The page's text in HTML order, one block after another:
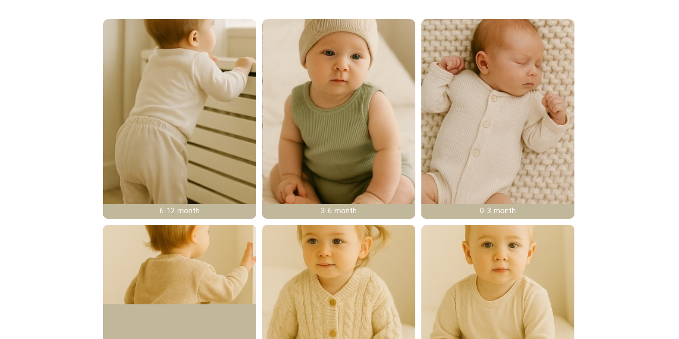
0-3 month
3-6 month
6-12 month